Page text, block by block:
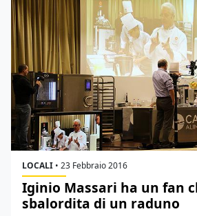
LOCALI • 23 Febbraio 2016
Iginio Massari ha un fan
sbalordita di un raduno